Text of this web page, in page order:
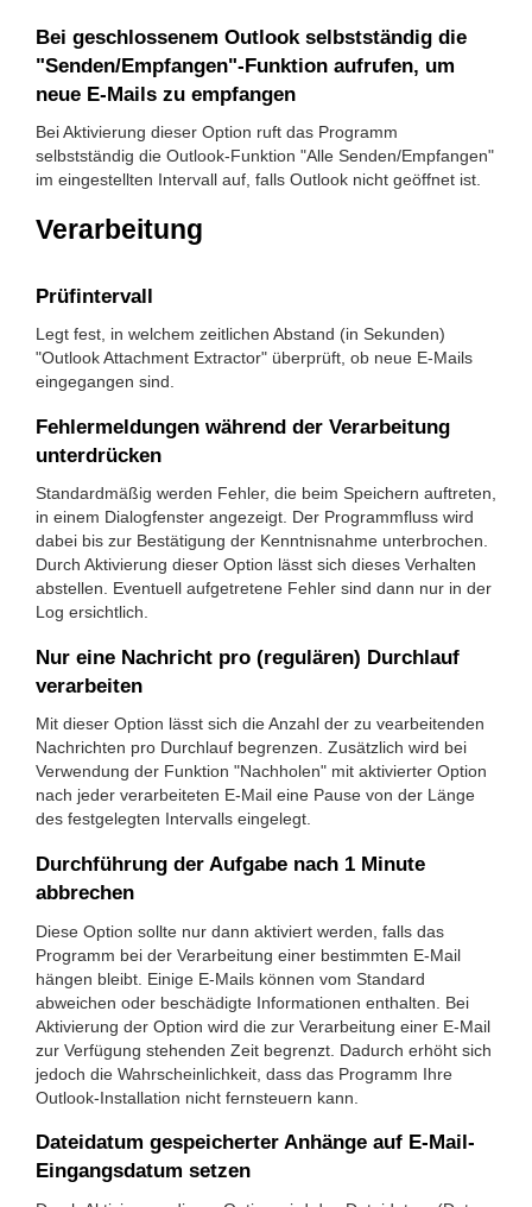
Bei geschlossenem Outlook selbstständig die
"Senden/Empfangen"-Funktion aufrufen, um
neue E-Mails zu empfangen
Bei Aktivierung dieser Option ruft das Programm
selbstständig die Outlook-Funktion "Alle Senden/Empfangen"
im eingestellten Intervall auf, falls Outlook nicht geöffnet ist.
Verarbeitung
Prüfintervall
Legt fest, in welchem zeitlichen Abstand (in Sekunden)
"Outlook Attachment Extractor" überprüft, ob neue E-Mails
eingegangen sind.
Fehlermeldungen während der Verarbeitung
unterdrücken
Standardmäßig werden Fehler, die beim Speichern auftreten,
in einem Dialogfenster angezeigt. Der Programmfluss wird
dabei bis zur Bestätigung der Kenntnisnahme unterbrochen.
Durch Aktivierung dieser Option lässt sich dieses Verhalten
abstellen. Eventuell aufgetretene Fehler sind dann nur in der
Log ersichtlich.
Nur eine Nachricht pro (regulären) Durchlauf
verarbeiten
Mit dieser Option lässt sich die Anzahl der zu vearbeitenden
Nachrichten pro Durchlauf begrenzen. Zusätzlich wird bei
Verwendung der Funktion "Nachholen" mit aktivierter Option
nach jeder verarbeiteten E-Mail eine Pause von der Länge
des festgelegten Intervalls eingelegt.
Durchführung der Aufgabe nach 1 Minute
abbrechen
Diese Option sollte nur dann aktiviert werden, falls das
Programm bei der Verarbeitung einer bestimmten E-Mail
hängen bleibt. Einige E-Mails können vom Standard
abweichen oder beschädigte Informationen enthalten. Bei
Aktivierung der Option wird die zur Verarbeitung einer E-Mail
zur Verfügung stehenden Zeit begrenzt. Dadurch erhöht sich
jedoch die Wahrscheinlichkeit, dass das Programm Ihre
Outlook-Installation nicht fernsteuern kann.
Dateidatum gespeicherter Anhänge auf E-Mail-
Eingangsdatum setzen